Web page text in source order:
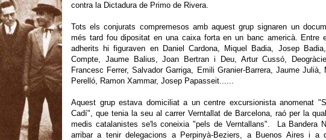
contra la Dictadura de Primo de Rivera.
Tots els conjurats compremesos amb aquest grup signaren un
més tard fou dipositat en una caixa forta en un banc americà. Entre
adherits hi figuraven en Daniel Cardona, Miquel Badia, Josep
Compte, Jaume Balius, Joan Bertran i Deu, Artur Cussó,
Francesc Ferrer, Salvador Garriga, Emili Granier-Barrera, Jaume Julià,
Perelló, Ramon Xammar, Josep Papasseit......
Aquest grup estava domiciliat a un centre excursionista anomenat
Cadí", que tenia la seu al carrer Verntallat de Barcelona, raó per la
medis catalanistes se'ls coneixia "pels de Verntallans". La Bandera
arribar a tenir delegacions a Perpinyà-Beziers, a Buenos Aires i a